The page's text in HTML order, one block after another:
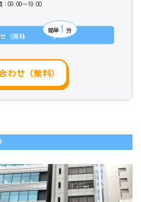
09:00～19:00
（無料）
簡単 分
1
わせ（無料）